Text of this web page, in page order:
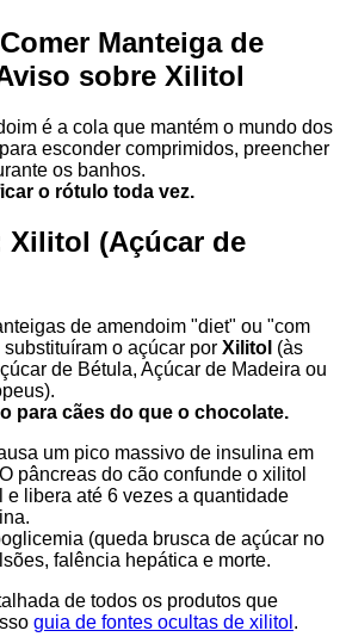
Manteiga de
sobre Xilitol
é a cola que mantém o mundo dos
esconder comprimidos, preencher
os banhos.
o rótulo toda vez.
Xilitol (Açúcar de
de amendoim "diet" ou "com
o açúcar por Xilitol (às
de Bétula, Açúcar de Madeira ou
para cães do que o chocolate.
um pico massivo de insulina em
pâncreas do cão confunde o xilitol
e libera até 6 vezes a quantidade
(queda brusca de açúcar no
falência hepática e morte.
de todos os produtos que
guia de fontes ocultas de xilitol .